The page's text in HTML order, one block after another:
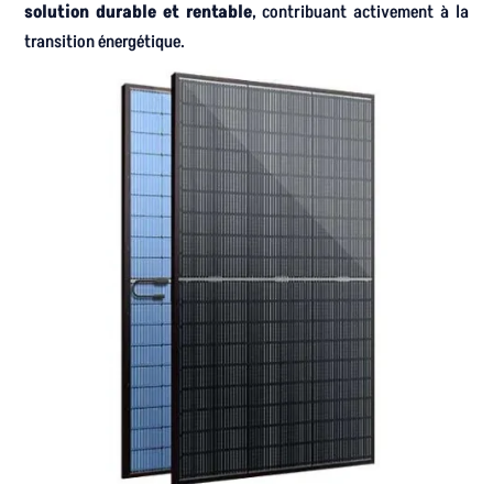
solution durable et rentable, contribuant activement à la
transition énergétique.